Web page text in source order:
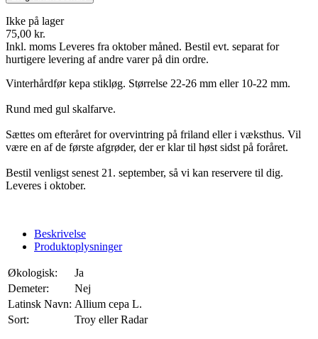
Ikke på lager
75,00 kr.
Inkl. moms Leveres fra oktober måned. Bestil evt. separat for
hurtigere levering af andre varer på din ordre.
Vinterhårdfør kepa stikløg. Størrelse 22-26 mm eller 10-22 mm.
Rund med gul skalfarve.
Sættes om efteråret for overvintring på friland eller i væksthus. Vil
være en af de første afgrøder, der er klar til høst sidst på foråret.
Bestil venligst senest 21. september, så vi kan reservere til dig.
Leveres i oktober.
Beskrivelse
Produktoplysninger
Økologisk:
Ja
Demeter:
Nej
Latinsk Navn: Allium cepa L.
Sort:
Troy eller Radar